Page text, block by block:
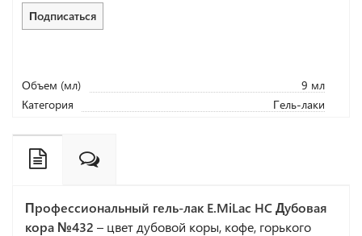
Подписаться
Объем (мл)
9 мл
Категория
Гель-лаки
Профессиональный гель-лак E.MiLac HC Дубовая
кора №432 – цвет дубовой коры, кофе, горького